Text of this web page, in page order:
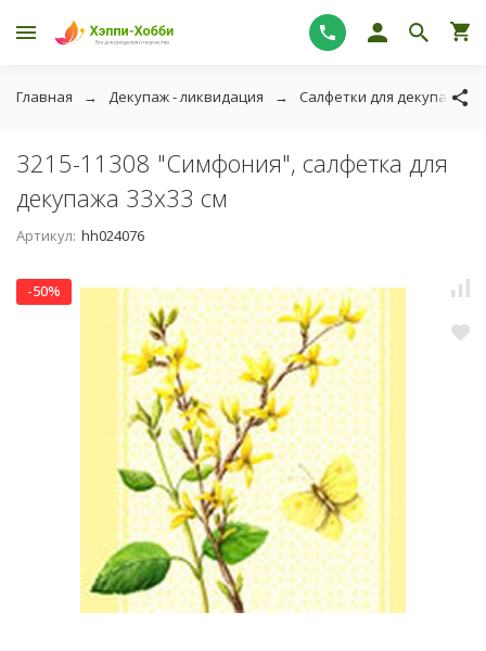
Главная Декупаж - ликвидация Салфетки для декупажа -
3215-11308 "Симфония", салфетка для
декупажа 33х33 см
Артикул: hh024076
-50%